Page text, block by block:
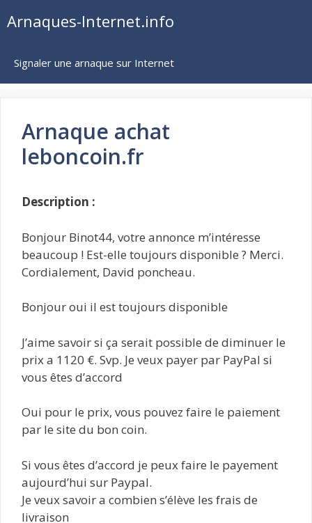
auArnaques-Internet.info
Signaler une arnaque sur Internet
Arnaque achat
leboncoin.fr
Description :
Bonjour Binot44, votre annonce m’intéresse
beaucoup ! Est-elle toujours disponible ? Merci.
Cordialement, David poncheau.
Bonjour oui il est toujours disponible
J’aime savoir si ça serait possible de diminuer le
prix a 1120 €. Svp. Je veux payer par PayPal si
vous êtes d’accord
Oui pour le prix, vous pouvez faire le paiement
par le site du bon coin.
Si vous êtes d’accord je peux faire le payement
aujourd’hui sur Paypal.
Je veux savoir a combien s’élève les frais de
livraison